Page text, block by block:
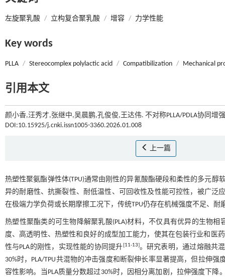
左旋聚乳酸 / 立构复合聚乳酸 / 增容 / 力学性能
Key words
PLLA / Stereocomplex polylactic acid / Compatibilization / Mechanical
引用本文
颜小香,汪秀才,张继中,吴晨鹏,孔俊俊,王达伟. 不对称PLLA/PDLA协同增
DOI:10.15925/j.cnki.issn1005-3360.2026.01.008
上一篇
热塑性聚氨酯弹性体(TPU)通常由刚性的异氰酸酯硬段和柔性的多元
异的耐磨性、抗撕裂性、耐低温性、可回收性及性能可控性，被广泛
在极端力学负荷或长期摩擦工况下，传统TPU仍存在机械强度不足、
热塑性聚酯类的可生物降解聚乳酸(PLA)材料，不仅具有优异的生物
度、高透明性、热塑性和良好的成型加工能力，使其在包装行业和医
性与PLA的刚性，实现性能的协同提升[11-13]。研究表明，通过熔融共
30%时，PLA/TPU共混物的冲击强度和断裂伸长率显著提高，但拉伸强
容性影响。当PLA质量分数超过30%时，因相分离加剧，拉伸强度下